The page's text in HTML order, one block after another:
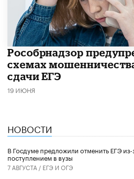
Рособрнадзор
схемах
сдачи ЕГЭ
19 ИЮНЯ
НОВОСТИ
В Госдуме предложили отменить ЕГЭ
поступлением в вузы
7 АВГУСТА / ЕГЭ И ОГЭ